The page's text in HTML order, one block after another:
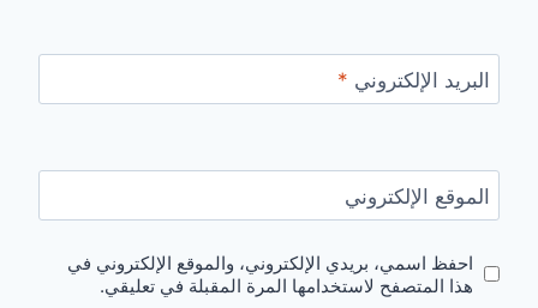
البريد الإلكتروني *
الموقع الإلكتروني
احفظ اسمي، بريدي الإلكتروني، والموقع الإلكتروني في
هذا المتصفح لاستخدامها المرة المقبلة في تعليقي.